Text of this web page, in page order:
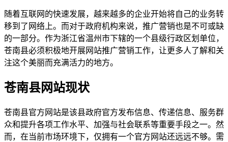
随着互联网的快速发展，越来越多的企业开始将自己的业务转
移到了网络上。而对于政府机构来说，推广营销也是不可或缺
的一部分。作为浙江省温州市下辖的一个县级行政区划单位，
苍南县必须积极地开展网站推广营销工作，让更多人了解和关
注这个美丽而充满活力的地方。
苍南县网站现状
苍南县官方网站是该县政府官方发布信息、传递信息、服务群
众和提升各项工作水平、加强与社会联系等重要手段之一。然
而，在当前市场环境下，仅拥有一个官方网站还远远不够。需